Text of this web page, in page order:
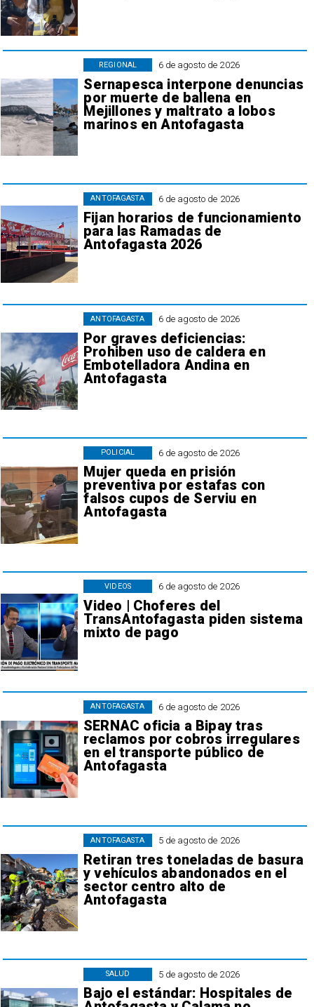
6 de agosto de 2026
Sernapesca interpone denuncias
por muerte de ballena en
Mejillones y maltrato a lobos
marinos en Antofagasta
REGIONAL
6 de agosto de 2026
Fijan horarios de funcionamiento
para las Ramadas de
Antofagasta 2026
ANTOFAGASTA
6 de agosto de 2026
Por graves deficiencias:
Prohiben uso de caldera en
Embotelladora Andina en
Antofagasta
ANTOFAGASTA
6 de agosto de 2026
Mujer queda en prisión
preventiva por estafas con
falsos cupos de Serviu en
Antofagasta
POLICIAL
6 de agosto de 2026
Video | Choferes del
TransAntofagasta piden sistema
mixto de pago
VIDEOS
6 de agosto de 2026
SERNAC oficia a Bipay tras
reclamos por cobros irregulares
en el transporte público de
Antofagasta
ANTOFAGASTA
5 de agosto de 2026
Retiran tres toneladas de basura
y vehículos abandonados en el
sector centro alto de
Antofagasta
ANTOFAGASTA
5 de agosto de 2026
Bajo el estándar: Hospitales de
SALUD